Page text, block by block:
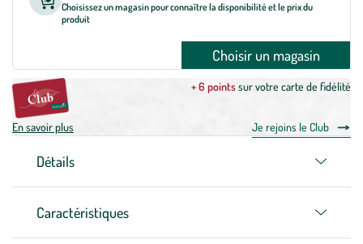
Choisissez un magasin pour connaître la disponibilité et le prix du
produit
Choisir un magasin
+ 6 pointssur votre carte de fidélité
En savoir plus Je rejoins le Club
Détails
Caractéristiques